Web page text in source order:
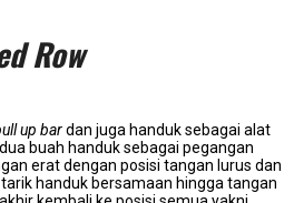
Row
up bardan juga handuk sebagai alat
buah handuk sebagai pegangan
erat dengan posisi tangan lurus dan
handuk bersamaan hingga tangan